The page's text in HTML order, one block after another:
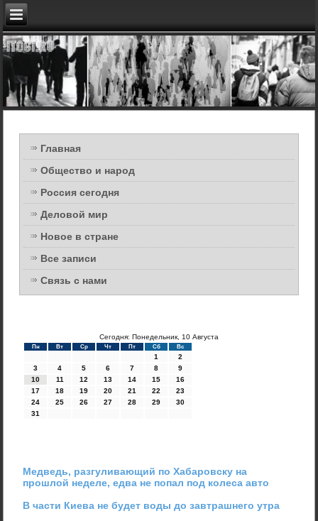
Главная
Общество и народ
Россия сегодня
Деловой мир
Новое в стране
Все записи
Связь с нами
Сегодня: Понедельник, 10 Августа
Пн Вт Ср Чт Пт Сб Вс
1
2
3
4 5 6 7 8
9
10
11 12 13 14 15
16
17
18 19 20 21 22
23
24
25 26 27 28 29
30
31
Медведь, разгуливающий по Хабаровску на
прошлой неделе, едва не попал под колеса авто
В части Киева не будет воды до завтрашнего утра